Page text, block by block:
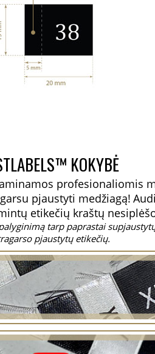
KOKYBĖ
profesionaliomis
pjaustyti medžiagą!
etikečių kraštų
tarp paprastai
pjaustytų etikečių.